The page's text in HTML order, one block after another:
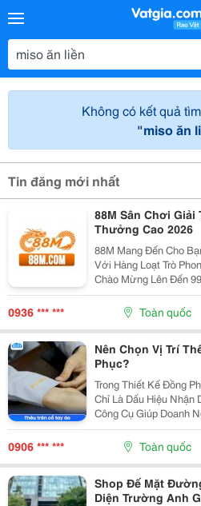
Không có kết quả
"miso ăn
Tin đăng mới nhất
88M Sân Chơi Giải
Thưởng Cao 2026
88M Mang Đến Cho
Với Hàng Loạt Trò
Chào Mừng Lên Đến
Tận Hưởng Những
Gian Giải Trí Trực
Không...
0936 *** *** Toàn quốc
Nên Chọn Vị Trí
Phục?
Trong Thiết Kế Đồng
Chỉ Là Dấu Hiệu Nhận
Công Cụ Giúp Doanh
Nghiệp Trong Mắt
Để Logo Phát Huy
0906 *** *** Toàn quốc
Shop Đế Mặt
Diện Trường Anh